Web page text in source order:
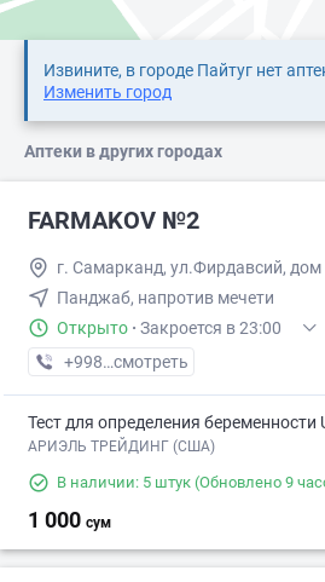
Извините, в городе Пайтуг нет
Изменить город
Аптеки в других городах
FARMAKOV №2
г. Самарканд, ул.Фирдавсий,
Панджаб, напротив мечети
Открыто · Закроется в 23:00
+998 (95) XXX-XX-XX
смотреть
Тест для определения беременности
АРИЭЛЬ ТРЕЙДИНГ (США)
В наличии: 5 штук (Обновлено 9
1 000 сум